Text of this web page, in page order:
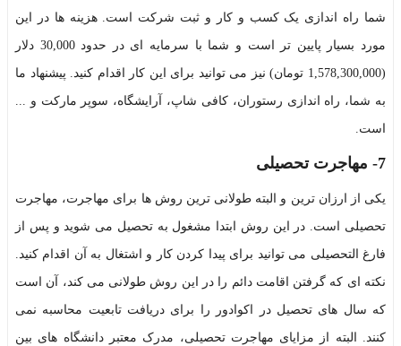
شما راه اندازی یک کسب و کار و ثبت شرکت است. هزینه ها در این
مورد بسیار پایین تر است و شما با سرمایه ای در حدود 30,000 دلار
(1,578,300,000 تومان) نیز می توانید برای این کار اقدام کنید. پیشنهاد ما
به شما، راه اندازی رستوران، کافی شاپ، آرایشگاه، سوپر مارکت و ...
است.
7- مهاجرت تحصیلی
یکی از ارزان ترین و البته طولانی ترین روش ها برای مهاجرت، مهاجرت
تحصیلی است. در این روش ابتدا مشغول به تحصیل می شوید و پس از
فارغ التحصیلی می توانید برای پیدا کردن کار و اشتغال به آن اقدام کنید.
نکته ای که گرفتن اقامت دائم را در این روش طولانی می کند، آن است
که سال های تحصیل در اکوادور را برای دریافت تابعیت محاسبه نمی
کنند. البته از مزایای مهاجرت تحصیلی، مدرک معتبر دانشگاه های بین